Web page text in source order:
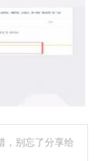
，别忘了分享给